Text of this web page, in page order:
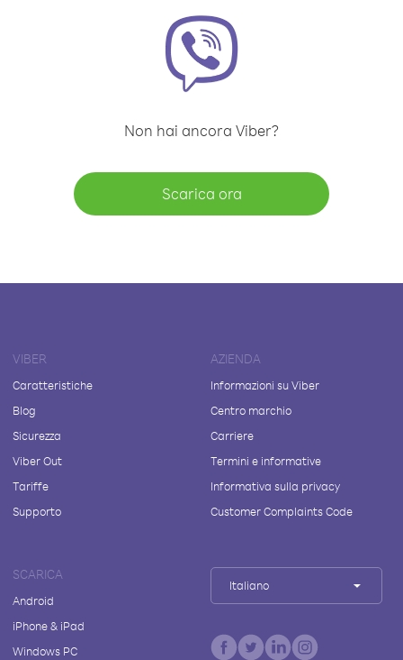
Non hai ancora Viber?
Scarica ora
VIBER
Caratteristiche
Blog
Sicurezza
Viber Out
Tariffe
Supporto
AZIENDA
Informazioni su Viber
Centro marchio
Carriere
Termini e informative
Informativa sulla privacy
Customer Complaints Code
SCARICA
Android
iPhone & iPad
Windows PC
Italiano